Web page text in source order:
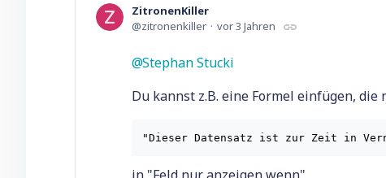
ZitronenKiller
zitronenkiller
vor 3 Jahren
Stephan Stucki
Du kannst z.B. eine Formel einfügen,